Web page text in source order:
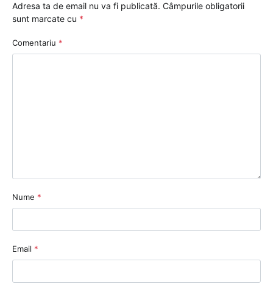
Adresa ta de email nu va fi publicată. Câmpurile obligatorii
sunt marcate cu *
Comentariu *
Nume *
Email *